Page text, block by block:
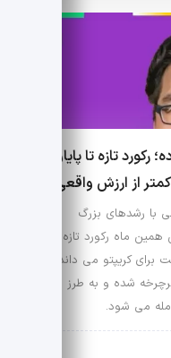
تازه تا پایان
با رشدهای بزرگ
ماه رکورد تازه
مثبت برای کریپتو می داند.
شده و به طرز
می شود.